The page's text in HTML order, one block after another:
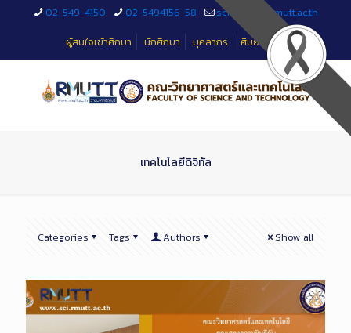
02-549-4150 02-5494156-58
sciteched@rmutt.ac.th
ผู้สนใจเข้าศึกษา
นักศึกษา บุคลากร ศิษย์เก่า
เทคโนโลยีดิจิทัล
Categories Tags Authors Show all